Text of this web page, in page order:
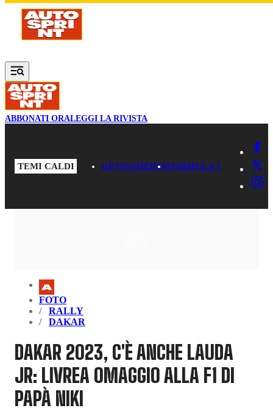
Vai al contenuto principale
ABBONATI ORALEGGI LA RIVISTA
TEMI CALDI GP UNGHERIAFORMULA 1
FOTO
RALLY
DAKAR
DAKAR 2023, C'È ANCHE LAUDA
JR: LIVREA OMAGGIO ALLA F1 DI
PAPÀ NIKI